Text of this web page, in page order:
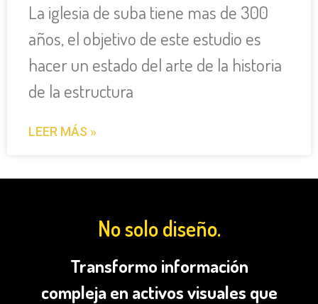
La iglesia de suba tiene mas de 300
años, el objetivo de este estudio es
hacer un estado del arte de la historia
de la estructura
LEER MÁS »
No solo diseño.
Transformo información
compleja en activos visuales que